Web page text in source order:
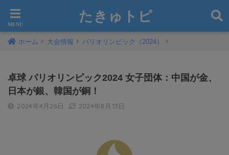
たきゅトピ
ホーム 大会情報 パリオリンピック（2024）
卓球 パリオリンピック2024 女子団体：中国が金、
日本が銀、韓国が銅！
2024年4月26日 2024年8月13日